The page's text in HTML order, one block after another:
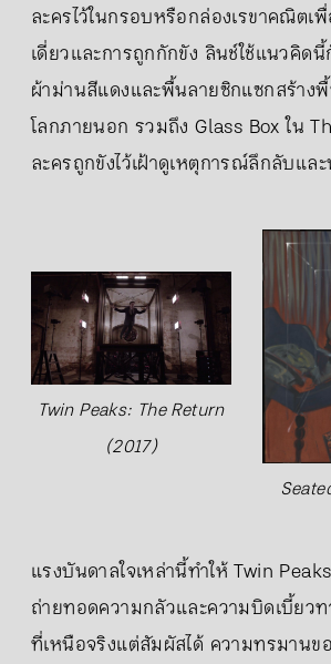
ละครไว้ในกรอบหรือกล่องเรขาคณิตเ
เดี่ยวและการถูกกักขัง ลินช์ใช้แนวคิด
ผ้าม่านสีแดงและพื้นลายซิกแซกสร้าง
โลกภายนอก รวมถึง Glass Box ใน
ละครถูกขังไว้เฝ้าดูเหตุการณ์ลึกลับแล
Twin Peaks: The Return
(2017)
แรงบันดาลใจเหล่านี้ทำให้ Twin
ถ่ายทอดความกลัวและความบิดเบี้ยว
ที่เหนือจริงแต่สัมผัสได้ ความทรมานข